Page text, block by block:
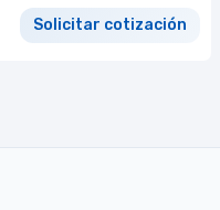
Solicitar cotización